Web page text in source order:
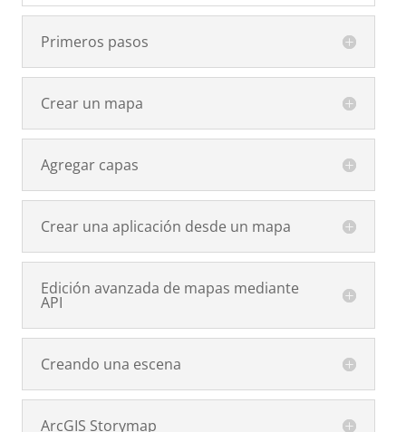
Primeros pasos
Crear un mapa
Agregar capas
Crear una aplicación desde un mapa
Edición avanzada de mapas mediante
API
Creando una escena
ArcGIS Storymap